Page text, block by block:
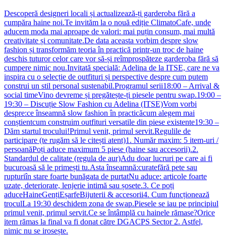
Descoperă designeri locali și actualizează-ți garderoba fără a
cumpăra haine noi.Te invităm la o nouă ediție ClimatoCafe, unde
aducem moda mai aproape de valori: mai puțin consum, mai multă
creativitate și comunitate.De data aceasta vorbim despre slow
fashion și transformăm teoria în practică printr-un troc de haine
deschis tuturor celor care vor să-și reîmprospăteze garderoba fără să
cumpere nimic nou.Invitată specială: Adelina de la ITSE, care ne va
inspira cu o selecție de outfituri și perspective despre cum putem
construi un stil personal sustenabil.Programul serii18:00 – Arrival &
social timeVino devreme și pregătește-ți piesele pentru swap.19:00 –
19:30 – Discuție Slow Fashion cu Adelina (ITSE)Vom vorbi
despre:ce înseamnă slow fashion în practicăcum alegem mai
conștientcum construim outfituri versatile din piese existente19:30 –
Dăm startul trocului!Primul venit, primul servit.Regulile de
participare (te rugăm să le citești atent)1. Număr maxim: 5 item-uri /
persoanăPoți aduce maximum 5 piese (haine sau accesorii).2.
Standardul de calitate (regula de aur)Adu doar lucruri pe care ai fi
bucuroasă să le primești tu.Asta înseamnă:curatefără pete sau
rupturiîn stare foarte bunăgata de purtatNu aduce: articole foarte
uzate, deteriorate, lenjerie intimă sau șosete.3. Ce poți
aduceHaineGențiEșarfeBijuterii & accesorii4. Cum funcționează
troculLa 19:30 deschidem zona de swap.Piesele se iau pe principiul
primul venit, primul servit.Ce se întâmplă cu hainele rămase?Orice
item rămas la final va fi donat către DGACPS Sector 2. Astfel,
nimic nu se irosește.